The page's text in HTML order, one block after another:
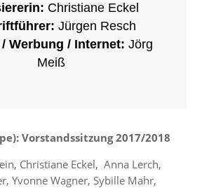
Christiane Eckel
Jürgen Resch
Werbung / Internet: Jörg
Meiß
Vorstandssitzung 2017/2018
Christiane Eckel, Anna Lerch,
Yvonne Wagner, Sybille Mahr,